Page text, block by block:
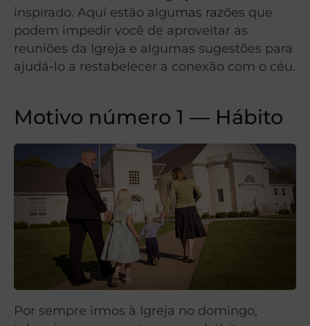
inspirado. Aqui estão algumas razões que
podem impedir você de aproveitar as
reuniões da Igreja e algumas sugestões para
ajudá-lo a restabelecer a conexão com o céu.
Motivo número 1 — Hábito
Por sempre irmos à Igreja no domingo,